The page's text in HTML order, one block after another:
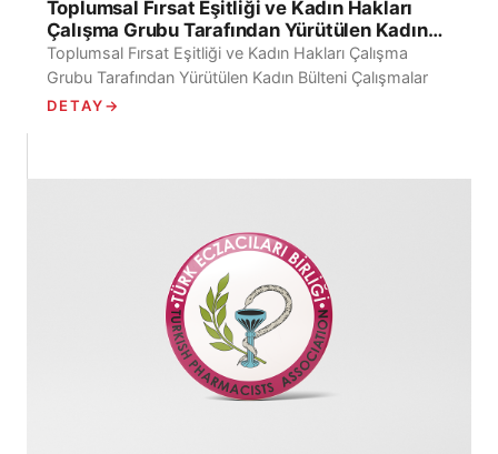
Toplumsal Fırsat Eşitliği ve Kadın Hakları
Çalışma Grubu Tarafından Yürütülen Kadın
Bülteni Çalışmalar
Toplumsal Fırsat Eşitliği ve Kadın Hakları Çalışma
Grubu Tarafından Yürütülen Kadın Bülteni Çalışmalar
DETAY→